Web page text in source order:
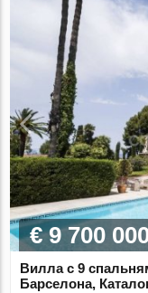
€ 9 700
Вилла с 9
Барселона,